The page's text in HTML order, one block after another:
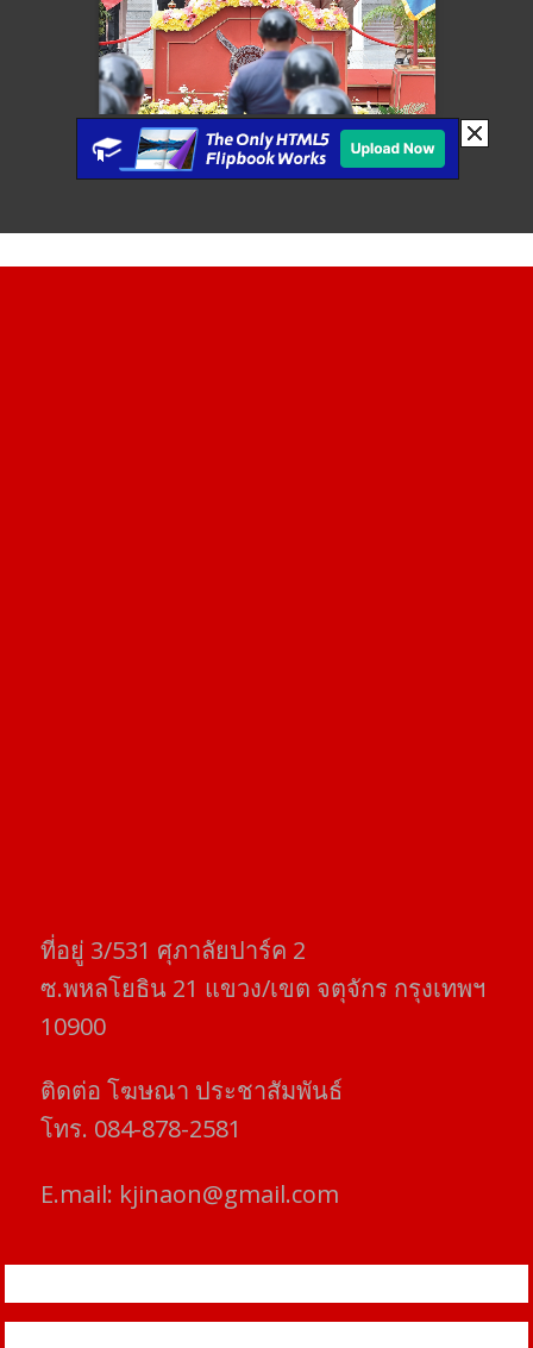
ที่อยู่​ 3/531​ ศุภาลัยปาร์ค​ 2
ซ.พหลโยธิน​ 21​ แขวง/เขต​ จตุจักร​ กรุงเทพฯ
10900
ติดต่อ​ โฆษณา​ ประชาสัมพันธ์
โทร​. 084-878-2581
E.mail: kjinaon@gmail.com